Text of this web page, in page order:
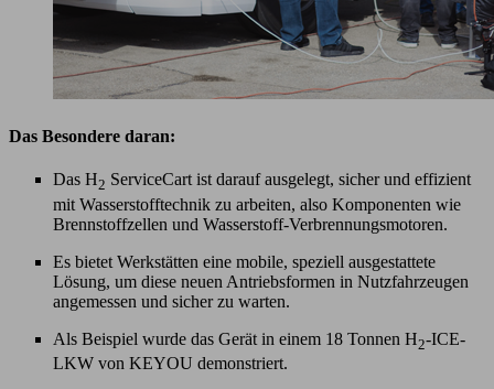
Das Besondere daran:
Das H2 ServiceCart ist darauf ausgelegt, sicher und effizient
mit Wasserstofftechnik zu arbeiten, also Komponenten wie
Brennstoffzellen und Wasserstoff-Verbrennungsmotoren.
Es bietet Werkstätten eine mobile, speziell ausgestattete
Lösung, um diese neuen Antriebsformen in Nutzfahrzeugen
angemessen und sicher zu warten.
Als Beispiel wurde das Gerät in einem 18 Tonnen H2-ICE-
LKW von KEYOU demonstriert.